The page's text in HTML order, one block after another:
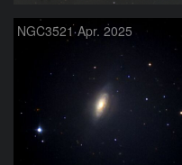
NGC3521 Apr. 2025